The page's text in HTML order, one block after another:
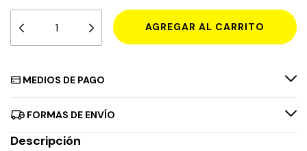
MEDIOS DE PAGO
FORMAS DE ENVÍO
Descripción